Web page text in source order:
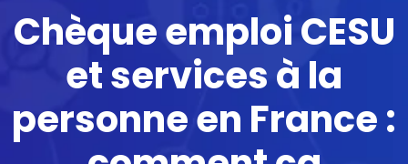
Chèque emploi CESU
et services à la
personne en France :